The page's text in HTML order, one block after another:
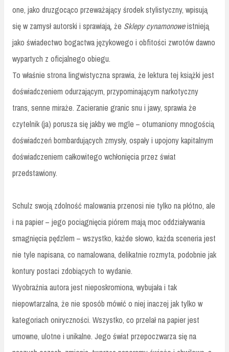
one, jako druzgocąco przeważający środek stylistyczny, wpisują
się w zamysł autorski i sprawiają, że Sklepy cynamonoweistnieją
jako świadectwo bogactwa językowego i obfitości zwrotów dawno
wypartych z oficjalnego obiegu.
To właśnie strona lingwistyczna sprawia, że lektura tej książki jest
doświadczeniem odurzającym, przypominającym narkotyczny
trans, senne miraże. Zacieranie granic snu i jawy, sprawia że
czytelnik (ja) porusza się jakby we mgle – otumaniony mnogością
doświadczeń bombardujących zmysły, ospały i upojony kapitalnym
doświadczeniem całkowitego wchłonięcia przez świat
przedstawiony.
Schulz swoją zdolność malowania przenosi nie tylko na płótno, ale
i na papier – jego pociągnięcia piórem mają moc oddziaływania
smagnięcia pędzlem – wszystko, każde słowo, każda sceneria jest
nie tyle napisana, co namalowana, delikatnie rozmyta, podobnie jak
kontury postaci zdobiących to wydanie.
Wyobraźnia autora jest nieposkromiona, wybujała i tak
niepowtarzalna, że nie sposób mówić o niej inaczej jak tylko w
kategoriach oniryczności. Wszystko, co przelał na papier jest
umowne, ulotne i unikalne. Jego świat przepoczwarza się na